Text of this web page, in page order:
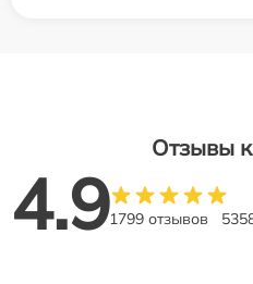
Отзывы
4.91799 отзывов